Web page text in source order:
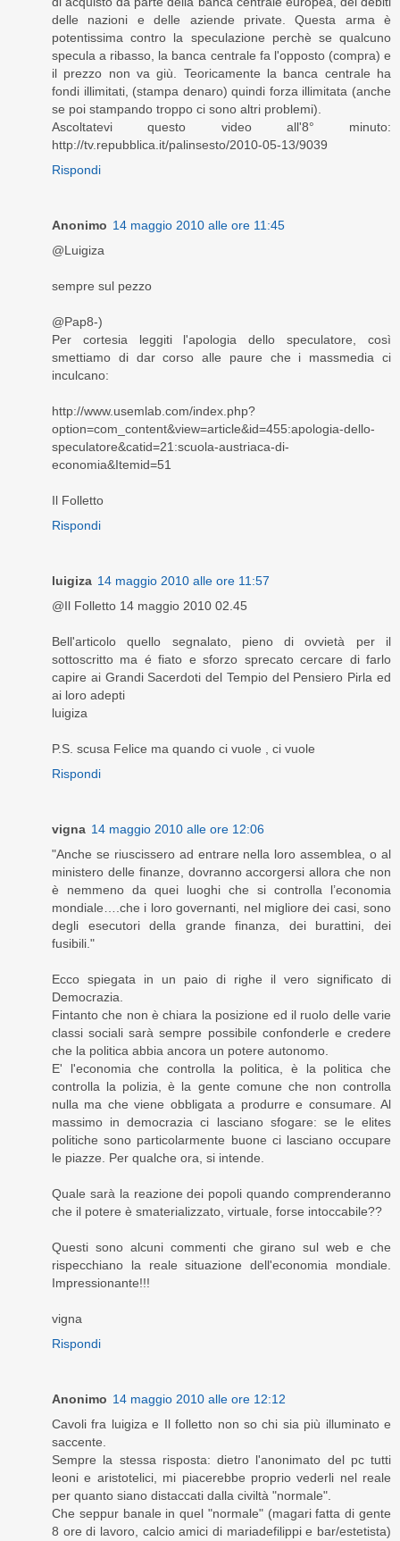
delle nazioni e delle aziende private. Questa arma è
potentissima contro la speculazione perchè se qualcuno
specula a ribasso, la banca centrale fa l'opposto (compra) e
il prezzo non va giù. Teoricamente la banca centrale ha
fondi illimitati, (stampa denaro) quindi forza illimitata (anche
se poi stampando troppo ci sono altri problemi).
Ascoltatevi questo video all'8° minuto:
http://tv.repubblica.it/palinsesto/2010-05-13/9039
Rispondi
Anonimo 14 maggio 2010 alle ore 11:45
@Luigiza
sempre sul pezzo
@Pap8-)
Per cortesia leggiti l'apologia dello speculatore, così
smettiamo di dar corso alle paure che i massmedia ci
inculcano:
http://www.usemlab.com/index.php?
option=com_content&view=article&id=455:apologia-dello-
speculatore&catid=21:scuola-austriaca-di-
economia&Itemid=51
Il Folletto
Rispondi
luigiza 14 maggio 2010 alle ore 11:57
@Il Folletto 14 maggio 2010 02.45
Bell'articolo quello segnalato, pieno di ovvietà per il
sottoscritto ma é fiato e sforzo sprecato cercare di farlo
capire ai Grandi Sacerdoti del Tempio del Pensiero Pirla ed
ai loro adepti
luigiza
P.S. scusa Felice ma quando ci vuole , ci vuole
Rispondi
vigna 14 maggio 2010 alle ore 12:06
"Anche se riuscissero ad entrare nella loro assemblea, o al
ministero delle finanze, dovranno accorgersi allora che non
è nemmeno da quei luoghi che si controlla l’economia
mondiale….che i loro governanti, nel migliore dei casi, sono
degli esecutori della grande finanza, dei burattini, dei
fusibili."
Ecco spiegata in un paio di righe il vero significato di
Democrazia.
Fintanto che non è chiara la posizione ed il ruolo delle varie
classi sociali sarà sempre possibile confonderle e credere
che la politica abbia ancora un potere autonomo.
E' l'economia che controlla la politica, è la politica che
controlla la polizia, è la gente comune che non controlla
nulla ma che viene obbligata a produrre e consumare. Al
massimo in democrazia ci lasciano sfogare: se le elites
politiche sono particolarmente buone ci lasciano occupare
le piazze. Per qualche ora, si intende.
Quale sarà la reazione dei popoli quando comprenderanno
che il potere è smaterializzato, virtuale, forse intoccabile??
Questi sono alcuni commenti che girano sul web e che
rispecchiano la reale situazione dell'economia mondiale.
Impressionante!!!
vigna
Rispondi
Anonimo 14 maggio 2010 alle ore 12:12
Cavoli fra luigiza e Il folletto non so chi sia più illuminato e
saccente.
Sempre la stessa risposta: dietro l'anonimato del pc tutti
leoni e aristotelici, mi piacerebbe proprio vederli nel reale
per quanto siano distaccati dalla civiltà "normale".
Che seppur banale in quel "normale" (magari fatta di gente
8 ore di lavoro, calcio amici di mariadefilippi e bar/estetista)